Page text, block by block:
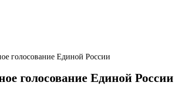
голосование Единой России
голосование Единой России